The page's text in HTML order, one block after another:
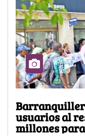
usuarios al
millones